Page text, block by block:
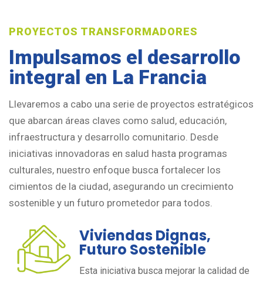
PROYECTOS TRANSFORMADORES
Impulsamos el desarrollo
integral en La Francia
Llevaremos a cabo una serie de proyectos estratégicos
que abarcan áreas claves como salud, educación,
infraestructura y desarrollo comunitario. Desde
iniciativas innovadoras en salud hasta programas
culturales, nuestro enfoque busca fortalecer los
cimientos de la ciudad, asegurando un crecimiento
sostenible y un futuro prometedor para todos.
Viviendas Dignas,
Futuro Sostenible
Esta iniciativa busca mejorar la calidad de